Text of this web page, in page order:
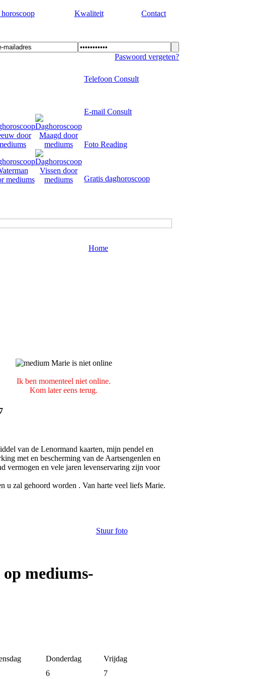
Kwaliteit Contact
Paswoord vergeten?
Telefoon Consult
E-mail Consult
Foto Reading
Gratis daghoroscoop
Home
Ik ben momenteel niet online.
Kom later eens terug.
van de Lenormand kaarten, mijn pendel en
met en bescherming van de Aartsengenlen en
vermogen en vele jaren levenservaring zijn voor
u zal gehoord worden . Van harte veel liefs Marie.
Stuur foto
mediums-
Donderdag
Vrijdag
6
7